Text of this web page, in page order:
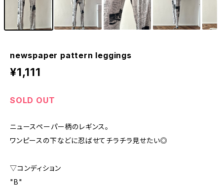
newspaper pattern leggings
¥1,111
SOLD OUT
ニュースペーパー柄のレギンス。
ワンピースの下などに忍ばせてチラチラ見せたい◎
▽コンディション
"B"